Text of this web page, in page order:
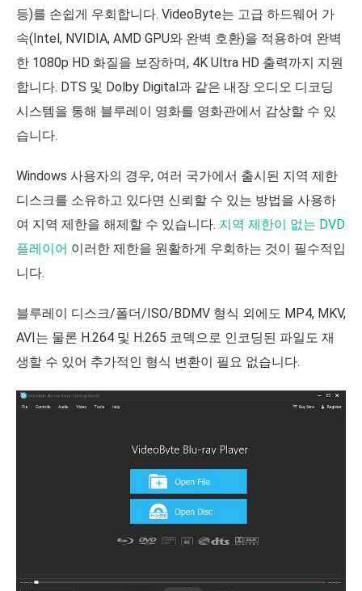
등)를 손쉽게 우회합니다. VideoByte는 고급 하드웨어 가
속(Intel, NVIDIA, AMD GPU와 완벽 호환)을 적용하여 완벽
한 1080p HD 화질을 보장하며, 4K Ultra HD 출력까지 지원
합니다. DTS 및 Dolby Digital과 같은 내장 오디오 디코딩
시스템을 통해 블루레이 영화를 영화관에서 감상할 수 있
습니다.
Windows 사용자의 경우, 여러 국가에서 출시된 지역 제한
디스크를 소유하고 있다면 신뢰할 수 있는 방법을 사용하
여 지역 제한을 해제할 수 있습니다. 지역 제한이 없는 DVD
플레이어 이러한 제한을 원활하게 우회하는 것이 필수적입
니다.
블루레이 디스크/폴더/ISO/BDMV 형식 외에도 MP4, MKV,
AVI는 물론 H.264 및 H.265 코덱으로 인코딩된 파일도 재
생할 수 있어 추가적인 형식 변환이 필요 없습니다.